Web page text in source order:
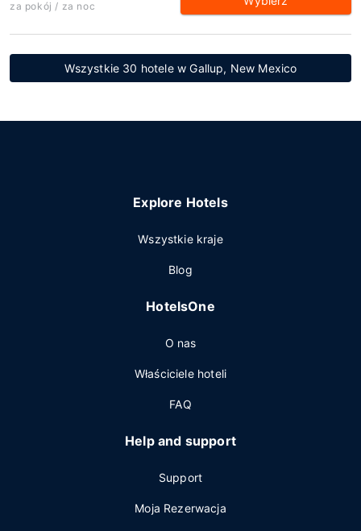
za pokój / za noc
Wszystkie 30 hotele w Gallup, New Mexico
Explore Hotels
Wszystkie kraje
Blog
HotelsOne
O nas
Właściciele hoteli
FAQ
Help and support
Support
Moja Rezerwacja